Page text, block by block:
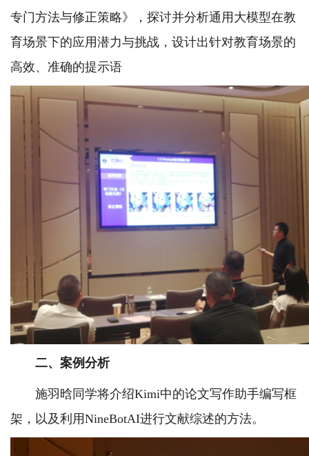
专门方法与修正策略》，探讨并分析通用大模型在教
育场景下的应用潜力与挑战，设计出针对教育场景的
高效、准确的提示语
二、案例分析
施羽晗同学将介绍Kimi中的论文写作助手编写框
架，以及利用NineBotAI进行文献综述的方法。